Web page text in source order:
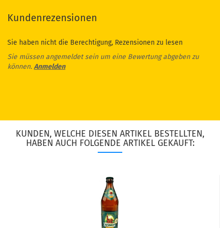
Kundenrezensionen
Sie haben nicht die Berechtigung, Rezensionen zu lesen
Sie müssen angemeldet sein um eine Bewertung abgeben zu
können. Anmelden
KUNDEN, WELCHE DIESEN ARTIKEL BESTELLTEN,
HABEN AUCH FOLGENDE ARTIKEL GEKAUFT: